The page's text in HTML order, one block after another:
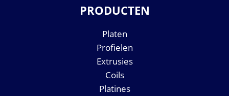
PRODUCTEN
Platen
Profielen
Extrusies
Coils
Platines